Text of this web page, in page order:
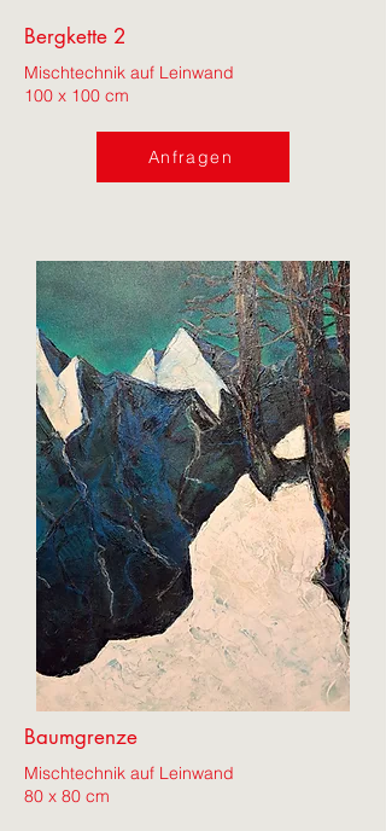
Bergkette 2
Mischtechnik auf Leinwand
100 x 100 cm
Anfragen
Baumgrenze
Mischtechnik auf Leinwand
80 x 80 cm